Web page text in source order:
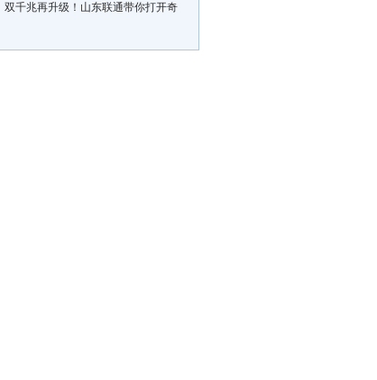
双千兆再升级！山东联通带你打开奇